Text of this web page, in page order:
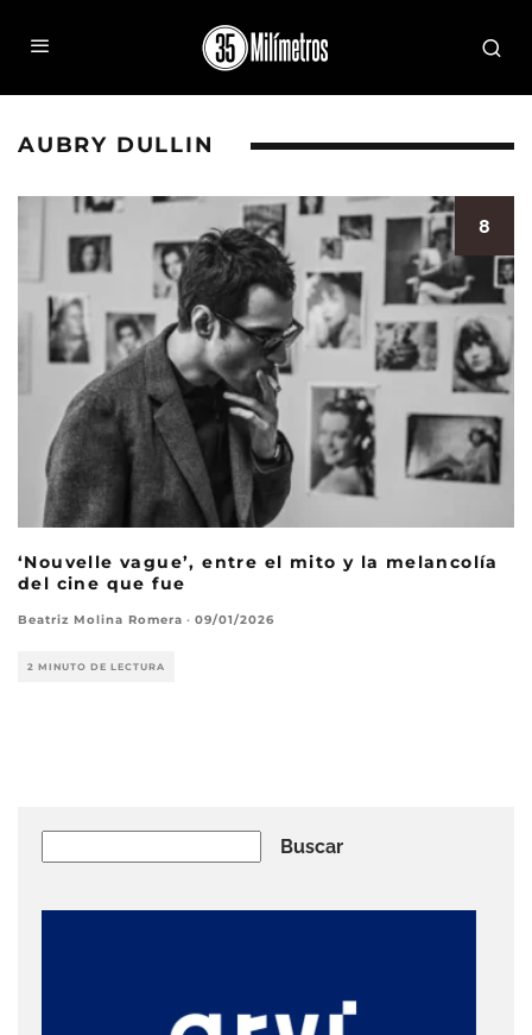
AUBRY DULLIN
8
‘Nouvelle vague’, entre el mito y la melancolía
del cine que fue
Beatriz Molina Romera · 09/01/2026
2 MINUTO DE LECTURA
Buscar